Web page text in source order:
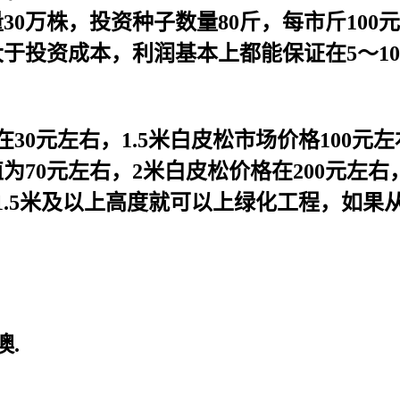
万株，投资种子数量80斤，每市斤100
投资成本，利润基本上都能保证在5～
元左右，1.5米白皮松市场价格100元
70元左右，2米白皮松价格在200元左
米及以上高度就可以上绿化工程，如果
.